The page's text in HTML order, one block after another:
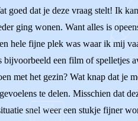
goed dat je deze vraag stelt! Ik
ging wonen. Want alles is
hele fijne plek was waar ik mij
bijvoorbeeld een film of spelletjes
met het gezin? Wat knap dat je
te delen. Misschien dat
snel weer een stukje fijner